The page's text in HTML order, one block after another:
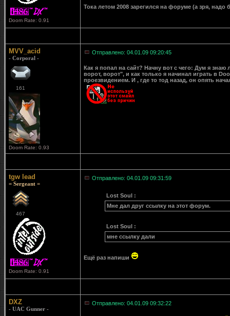
Doom Rate: 0.91
Тока летом 2008 зарегился на форуме (а зря,
MVV_acid
- Corporal -
161
Doom Rate: 0.93
Отправлено: 04.01.09 09:20:45
Как я попал на сайт? Начну вот с чего: Дум я знаю
ворот, ворот", и как только я начинал играть в
проезвидением. И , где то тод назад, он опять
tgw lead
= Sergeant =
467
Doom Rate: 0.91
Отправлено: 04.01.09 09:31:59
Lost Soul :
Мне дал друг ссылку на этот форум.
Lost Soul :
мне ссылку дали
Ещё раз напиши
DXZ
- UAC Gunner -
Отправлено: 04.01.09 09:32:22